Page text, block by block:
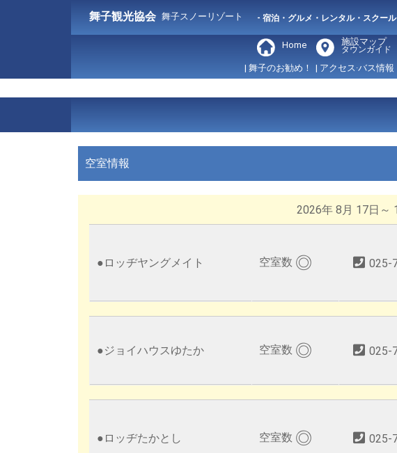
舞子観光協会 舞子スノーリゾート - 宿泊・グルメ・レンタル・スクー
Home 施設マップ
タウンガイド
| 舞子のお勧め！ | アクセス·バス情報
空室情報
2026年 8月 17日～
● ロッヂヤングメイト 空室数 ◎ 025-
●ジョイハウスゆたか 空室数 ◎ 025-
● ロッヂたかとし 空室数 ◎ 025-